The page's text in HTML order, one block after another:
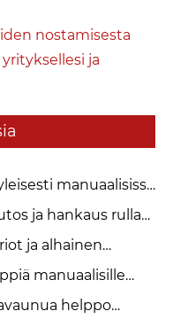
nostamisesta
ja
manuaalisissa
ja hankaus rullan
haarukkavaunu
ja alhainen
Tämä
ratkaisee
manuaalisille
helppo